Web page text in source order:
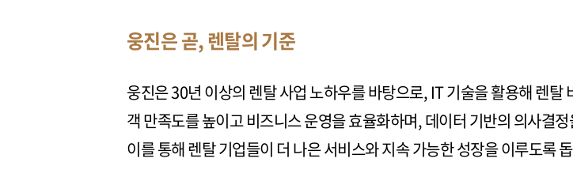
웅진은 곧, 렌탈의 기준
웅진은 30년 이상의 렌탈 사업 노하우를 바탕으로, IT 기술을 활용해 렌
객 만족도를 높이고 비즈니스 운영을 효율화하며, 데이터 기반의 의사결
이를 통해 렌탈 기업들이 더 나은 서비스와 지속 가능한 성장을 이루도록